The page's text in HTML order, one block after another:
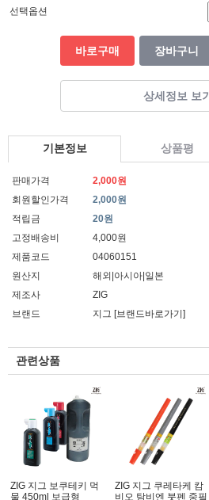
선택옵션
바로구매 장바구니
상세정보 보기
기본정보 상품평
판매가격
2,000원
회원할인가격
2,000원
적립금
20원
고정배송비
4,000원
제품코드
04060151
원산지
해외|아시아|일본
제조사
ZIG
브랜드
지그 [브랜드바로가기]
관련상품
ZIG 지그 보쿠테키 먹
물 450ml 보급형
ZIG 지그 쿠레타케 캄
비오 탐비엔 붓펜 중필